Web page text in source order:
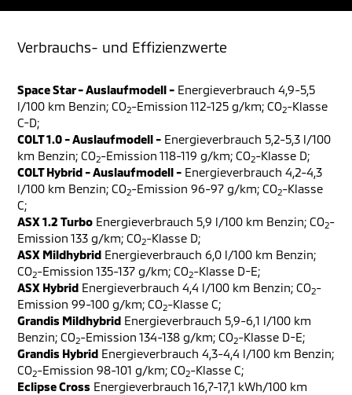
Verbrauchs- und Effizienzwerte
Space Star - Auslaufmodell - Energieverbrauch 4,9-5,5
l/100 km Benzin; CO2-Emission 112-125 g/km; CO2-Klasse
C-D;
COLT 1.0 - Auslaufmodell - Energieverbrauch 5,2-5,3 l/100
km Benzin; CO2-Emission 118-119 g/km; CO2-Klasse D;
COLT Hybrid - Auslaufmodell - Energieverbrauch 4,2-4,3
l/100 km Benzin; CO2-Emission 96-97 g/km; CO2-Klasse
C;
ASX 1.2 Turbo Energieverbrauch 5,9 l/100 km Benzin; CO2-
Emission 133 g/km; CO2-Klasse D;
ASX Mildhybrid Energieverbrauch 6,0 l/100 km Benzin;
CO2-Emission 135-137 g/km; CO2-Klasse D-E;
ASX Hybrid Energieverbrauch 4,4 l/100 km Benzin; CO2-
Emission 99-100 g/km; CO2-Klasse C;
Grandis Mildhybrid Energieverbrauch 5,9-6,1 l/100 km
Benzin; CO2-Emission 134-138 g/km; CO2-Klasse D-E;
Grandis Hybrid Energieverbrauch 4,3-4,4 l/100 km Benzin;
CO2-Emission 98-101 g/km; CO2-Klasse C;
Eclipse Cross Energieverbrauch 16,7-17,1 kWh/100 km